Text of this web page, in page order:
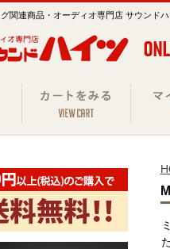
関連商品・オーディオ専門店 サウンド